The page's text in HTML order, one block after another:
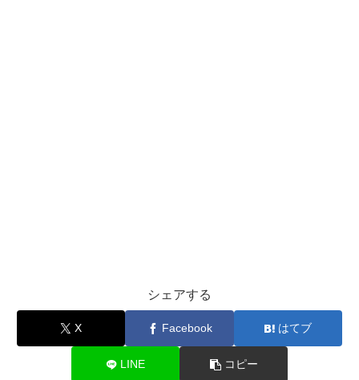
シェアする
X Facebook はてブ
LINE コピー